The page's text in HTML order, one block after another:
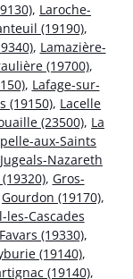
, Laroche-
(19190),
, Lamazière-
(19700),
, Lafage-sur-
(19150), Lacelle
(23500), La
aux-Saints
Jugeals-Nazareth
, Gros-
Gourdon (19170),
les-Cascades
Favars (19330),
(19140),
(19140),